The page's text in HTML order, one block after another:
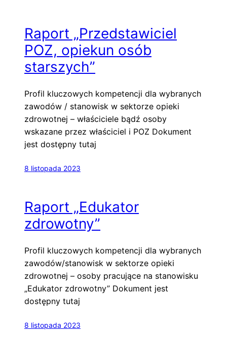
Raport „Przedstawiciel
POZ, opiekun osób
starszych”
Profil kluczowych kompetencji dla wybranych
zawodów / stanowisk w sektorze opieki
zdrowotnej – właściciele bądź osoby
wskazane przez właściciel i POZ Dokument
jest dostępny tutaj
8 listopada 2023
Raport „Edukator
zdrowotny”
Profil kluczowych kompetencji dla wybranych
zawodów/stanowisk w sektorze opieki
zdrowotnej – osoby pracujące na stanowisku
„Edukator zdrowotny” Dokument jest
dostępny tutaj
8 listopada 2023